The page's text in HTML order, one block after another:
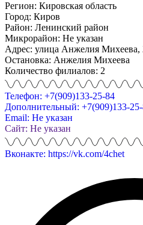
Регион: Кировская область
Город: Киров
Район: Ленинский район
Микрорайон: Не указан
Адрес: улица Анжелия Михеева,
Остановка: Анжелия Михеева
Количество филиалов: 2
Телефон: +7(909)133-25-84
Дополнительный: +7(909)133-
Email: Не указан
Сайт: Не указан
Вконакте: https://vk.com/4chet